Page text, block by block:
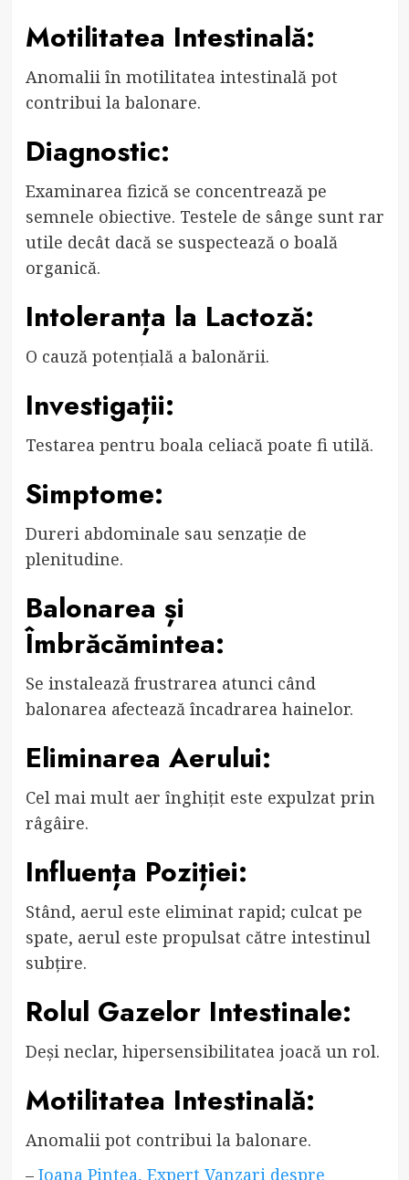
Motilitatea Intestinală:
Anomalii în motilitatea intestinală pot
contribui la balonare.
Diagnostic:
Examinarea fizică se concentrează pe
semnele obiective. Testele de sânge sunt rar
utile decât dacă se suspectează o boală
organică.
Intoleranța la Lactoză:
O cauză potențială a balonării.
Investigații:
Testarea pentru boala celiacă poate fi utilă.
Simptome:
Dureri abdominale sau senzație de
plenitudine.
Balonarea și
Îmbrăcămintea:
Se instalează frustrarea atunci când
balonarea afectează încadrarea hainelor.
Eliminarea Aerului:
Cel mai mult aer înghițit este expulzat prin
râgâire.
Influența Poziției:
Stând, aerul este eliminat rapid; culcat pe
spate, aerul este propulsat către intestinul
subțire.
Rolul Gazelor Intestinale:
Deși neclar, hipersensibilitatea joacă un rol.
Motilitatea Intestinală:
Anomalii pot contribui la balonare.
– Ioana Pintea, Expert Vanzari despre